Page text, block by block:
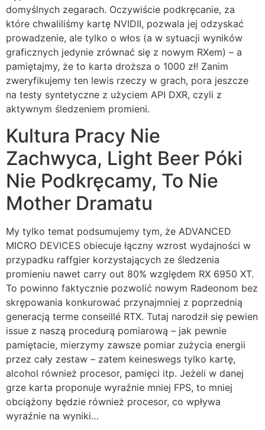
domyślnych zegarach. Oczywiście podkręcanie, za
które chwaliliśmy kartę NVIDII, pozwala jej odzyskać
prowadzenie, ale tylko o włos (a w sytuacji wyników
graficznych jedynie zrównać się z nowym RXem) – a
pamiętajmy, że to karta droższa o 1000 zł! Zanim
zweryfikujemy ten lewis rzeczy w grach, pora jeszcze
na testy syntetyczne z użyciem API DXR, czyli z
aktywnym śledzeniem promieni.
Kultura Pracy Nie
Zachwyca, Light Beer Póki
Nie Podkręcamy, To Nie
Mother Dramatu
My tylko temat podsumujemy tym, że ADVANCED
MICRO DEVICES obiecuje łączny wzrost wydajności w
przypadku raffgier korzystających ze śledzenia
promieniu nawet carry out 80% względem RX 6950 XT.
To powinno faktycznie pozwolić nowym Radeonom bez
skrępowania konkurować przynajmniej z poprzednią
generacją terme conseillé RTX. Tutaj narodził się pewien
issue z naszą procedurą pomiarową – jak pewnie
pamiętacie, mierzymy zawsze pomiar zużycia energii
przez cały zestaw – zatem keineswegs tylko kartę,
alcohol również procesor, pamięci itp. Jeżeli w danej
grze karta proponuje wyraźnie mniej FPS, to mniej
obciążony będzie również procesor, co wpływa
wyraźnie na wyniki…